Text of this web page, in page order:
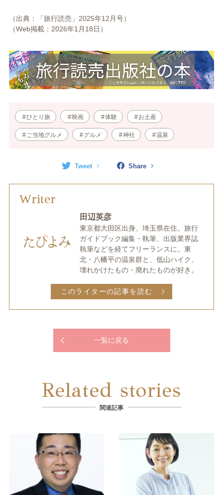
（出典：「旅行読売」2025年12月号）
（Web掲載：2026年1月18日）
ひとり旅 映画 体験 お土産
ご当地グルメ グルメ 神社 温泉
Tweet Share
Writer
田辺英彦
東京都大田区出身、埼玉県在住。旅行
ガイドブック編集・執筆、出版業界誌
執筆などを経てフリーランスに。東
北・八幡平の温泉群と、低山ハイク、
壊れかけたもの・廃れたものが好き。
このライターの記事を読む
一覧に戻る
Related stories
関連記事